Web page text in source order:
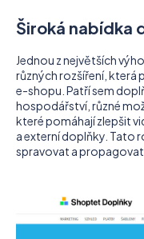
Široká nabídka
Jednou z největších
různých rozšíření, která
e-shopu. Patří sem
hospodářství, různé
které pomáhají zlepšit
a externí doplňky. Tato
spravovat a propagovat